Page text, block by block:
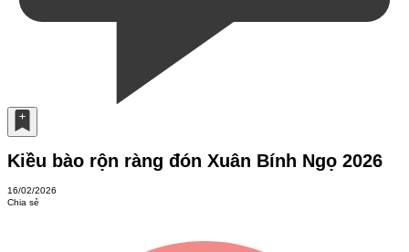
Kiều bào rộn ràng đón Xuân Bính Ngọ 2026
16/02/2026
Chia sẻ